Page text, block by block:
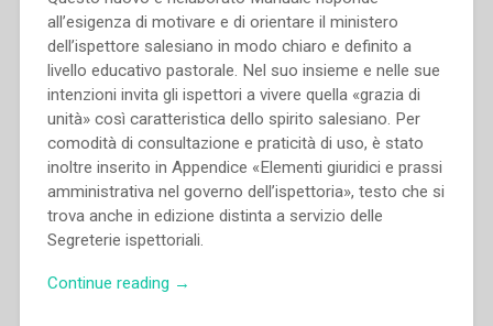
Storia
Salesiana
Roma,
19-
23
novembre
2014””
all’esigenza di motivare e di orientare il ministero
dell’ispettore salesiano in modo chiaro e definito a
livello educativo pastorale. Nel suo insieme e nelle sue
intenzioni invita gli ispettori a vivere quella «grazia di
unità» così caratteristica dello spirito salesiano. Per
comodità di consultazione e praticità di uso, è stato
inoltre inserito in Appendice «Elementi giuridici e prassi
amministrativa nel governo dell’ispettoria», testo che si
trova anche in edizione distinta a servizio delle
Segreterie ispettoriali.
Continue reading “Egidio
→